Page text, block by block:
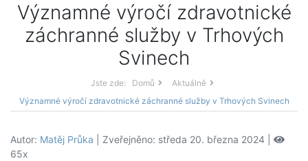
Významné výročí zdravotnické
záchranné služby v Trhových
Svinech
Jste zde: Domů
Aktuálně
Významné výročí zdravotnické záchranné služby v Trhových Svinech
Autor: Matěj Průka | Zveřejněno: středa 20. března 2024 |
65x